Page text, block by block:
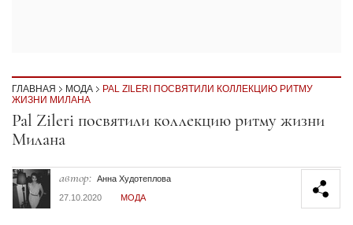
ГЛАВНАЯ МОДА
PAL ZILERI ПОСВЯТИЛИ КОЛЛЕКЦИЮ РИТМУ
ЖИЗНИ МИЛАНА
Секция статей
Pal Zileri посвятили коллекцию ритму жизни
Милана
автор: Анна Худотеплова
27.10.2020
МОДА